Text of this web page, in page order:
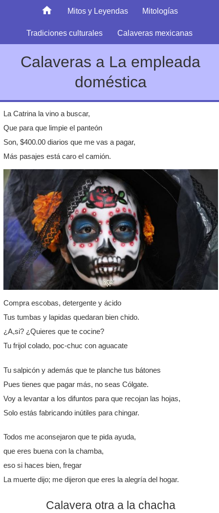
Mitos y Leyendas Mitologías
Tradiciones culturales Calaveras mexicanas
Calaveras a La empleada
doméstica
La Catrina la vino a buscar,
Que para que limpie el panteón
Son, $400.00 diarios que me vas a pagar,
Más pasajes está caro el camión.
Compra escobas, detergente y ácido
Tus tumbas y lapidas quedaran bien chido.
¿A,si? ¿Quieres que te cocine?
Tu frijol colado, poc-chuc con aguacate
Tu salpicón y además que te planche tus bátones
Pues tienes que pagar más, no seas Cólgate.
Voy a levantar a los difuntos para que recojan las hojas,
Solo estás fabricando inútiles para chingar.
Todos me aconsejaron que te pida ayuda,
que eres buena con la chamba,
eso si haces bien, fregar
La muerte dijo; me dijeron que eres la alegría del hogar.
Calavera otra a la chacha